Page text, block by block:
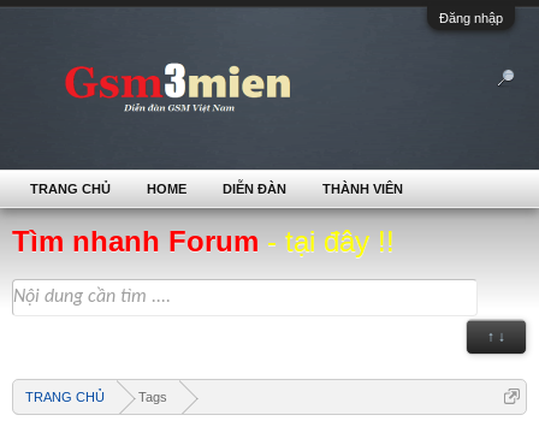
Đăng nhập
Tìm nhanh Forum - tại đây !!
↑ ↓
TRANG CHỦ Tags
TRANG CHỦ HOME DIỄN ĐÀN THÀNH VIÊN